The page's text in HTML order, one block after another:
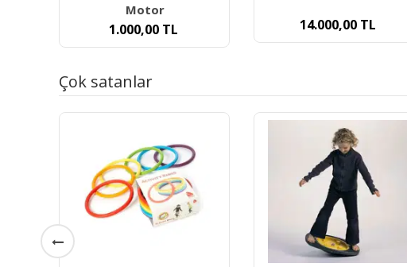
14.000,00 TL
Çok satanlar